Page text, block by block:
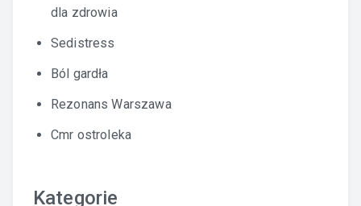
dla zdrowia
Sedistress
Ból gardła
Rezonans Warszawa
Cmr ostroleka
Kategorie